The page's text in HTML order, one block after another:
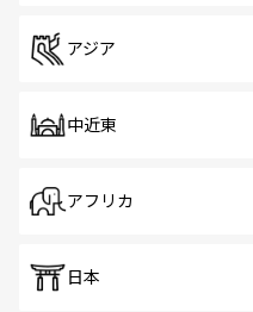
アジア
中近東
アフリカ
日本